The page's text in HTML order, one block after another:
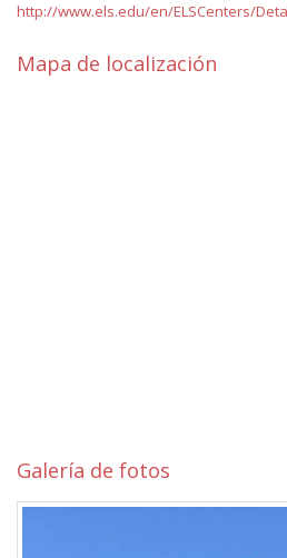
http://www.els.edu/en/ELSCenters/
Mapa de localización
Galería de fotos